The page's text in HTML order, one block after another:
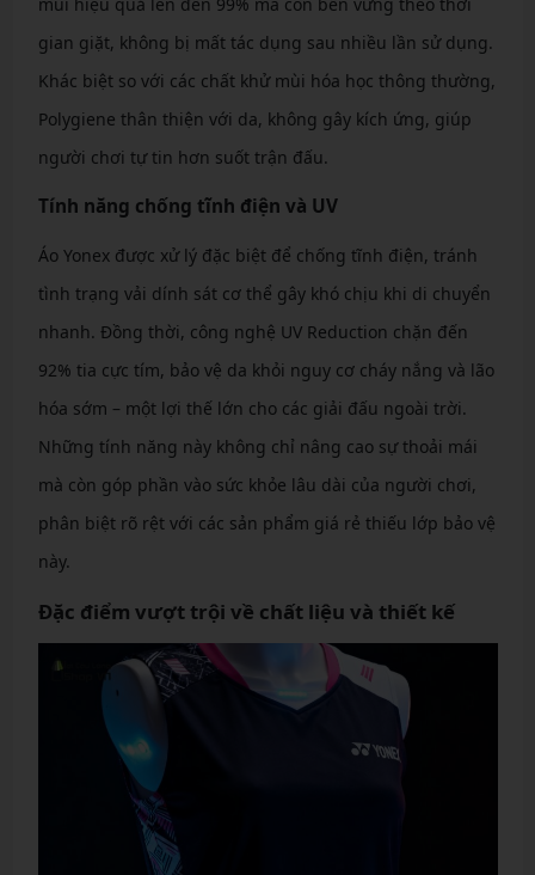
gian giặt, không bị mất tác dụng sau nhiều lần sử dụng.
Khác biệt so với các chất khử mùi hóa học thông thường,
Polygiene thân thiện với da, không gây kích ứng, giúp
người chơi tự tin hơn suốt trận đấu.
Tính năng chống tĩnh điện và UV
Áo Yonex được xử lý đặc biệt để chống tĩnh điện, tránh
tình trạng vải dính sát cơ thể gây khó chịu khi di chuyển
nhanh. Đồng thời, công nghệ UV Reduction chặn đến
92% tia cực tím, bảo vệ da khỏi nguy cơ cháy nắng và lão
hóa sớm – một lợi thế lớn cho các giải đấu ngoài trời.
Những tính năng này không chỉ nâng cao sự thoải mái
mà còn góp phần vào sức khỏe lâu dài của người chơi,
phân biệt rõ rệt với các sản phẩm giá rẻ thiếu lớp bảo vệ
này.
Đặc điểm vượt trội về chất liệu và thiết kế